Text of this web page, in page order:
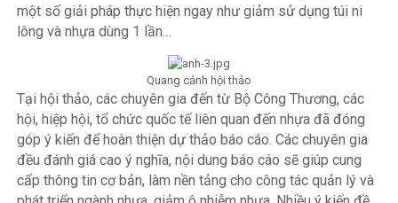
một số giải pháp thực hiện ngay như giảm sử dụng túi ni
lông và nhựa dùng 1 lần…
Quang cảnh hội thảo
Tại hội thảo, các chuyên gia đến từ Bộ Công Thương, các
hội, hiệp hội, tổ chức quốc tế liên quan đến nhựa đã đóng
góp ý kiến để hoàn thiện dự thảo báo cáo. Các chuyên gia
đều đánh giá cao ý nghĩa, nội dung báo cáo sẽ giúp cung
cấp thông tin cơ bản, làm nền tảng cho công tác quản lý và